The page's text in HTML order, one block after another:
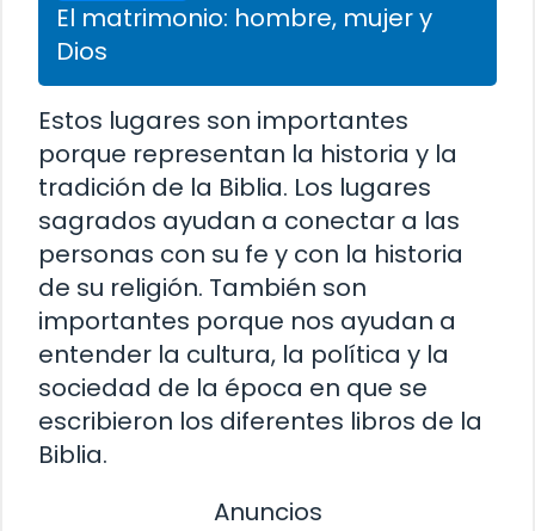
El matrimonio: hombre, mujer y
Dios
Estos lugares son importantes
porque representan la historia y la
tradición de la Biblia. Los lugares
sagrados ayudan a conectar a las
personas con su fe y con la historia
de su religión. También son
importantes porque nos ayudan a
entender la cultura, la política y la
sociedad de la época en que se
escribieron los diferentes libros de la
Biblia.
Anuncios